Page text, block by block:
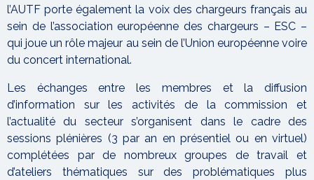
l’AUTF porte également la voix des chargeurs français au
sein de l’association européenne des chargeurs – ESC –
qui joue un rôle majeur au sein de l’Union européenne voire
du concert international.
Les échanges entre les membres et la diffusion
d’information sur les activités de la commission et
l’actualité du secteur s’organisent dans le cadre des
sessions plénières (3 par an en présentiel ou en virtuel)
complétées par de nombreux groupes de travail et
d’ateliers thématiques sur des problématiques plus